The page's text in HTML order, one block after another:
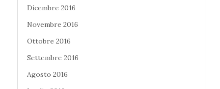
Dicembre 2016
Novembre 2016
Ottobre 2016
Settembre 2016
Agosto 2016